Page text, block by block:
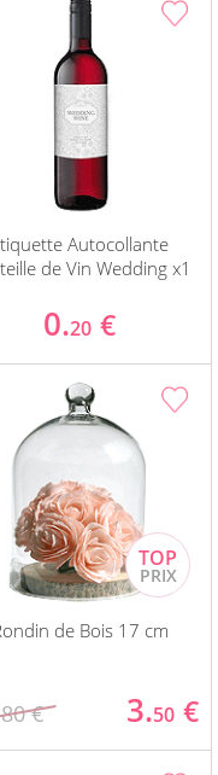
Autocollante
de Vin Wedding x1
0.20 €
de Bois 17 cm
€ 3.50 €